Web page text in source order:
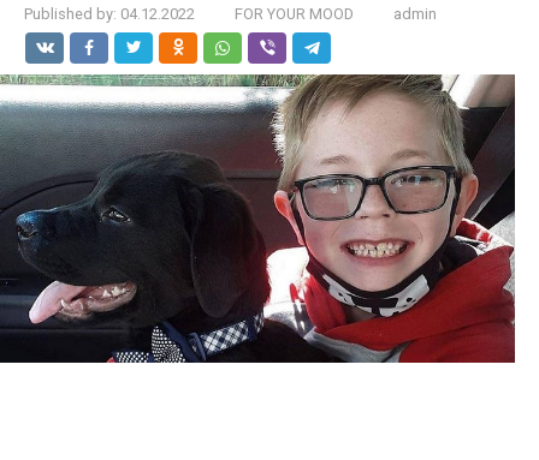
Published by: 04.12.2022 FOR YOUR MOOD admin